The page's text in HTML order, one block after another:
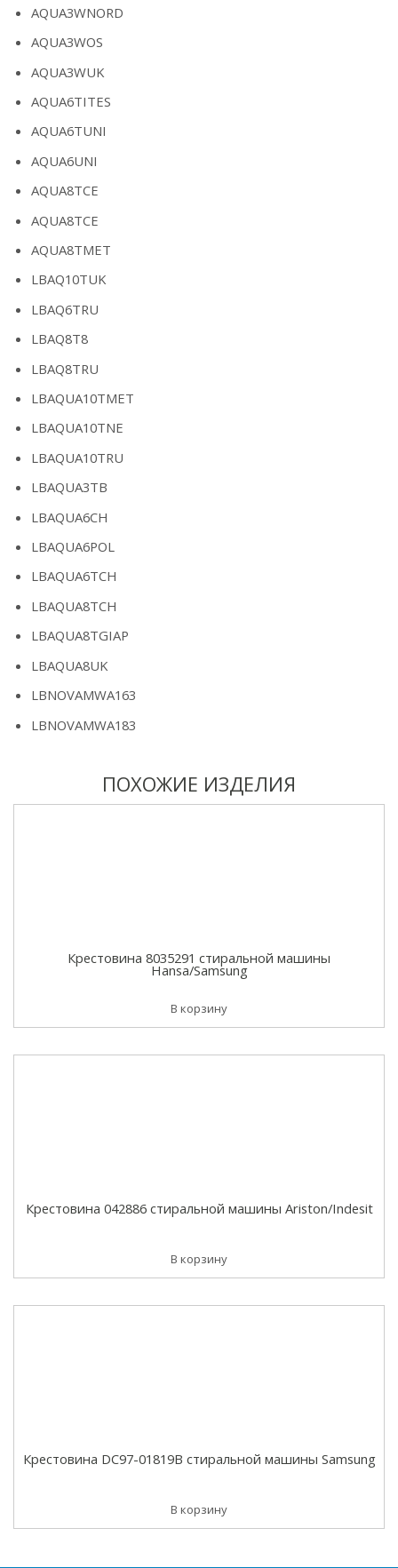
AQUA3WNORD
AQUA3WOS
AQUA3WUK
AQUA6TITES
AQUA6TUNI
AQUA6UNI
AQUA8TCE
AQUA8TCE
AQUA8TMET
LBAQ10TUK
LBAQ6TRU
LBAQ8T8
LBAQ8TRU
LBAQUA10TMET
LBAQUA10TNE
LBAQUA10TRU
LBAQUA3TB
LBAQUA6CH
LBAQUA6POL
LBAQUA6TCH
LBAQUA8TCH
LBAQUA8TGIAP
LBAQUA8UK
LBNOVAMWA163
LBNOVAMWA183
ПОХОЖИЕ ИЗДЕЛИЯ
Крестовина 8035291 стиральной машины
Hansa/Samsung
В корзину
Крестовина 042886 стиральной машины Ariston/Indesit
В корзину
Крестовина DC97-01819B стиральной машины Samsung
В корзину